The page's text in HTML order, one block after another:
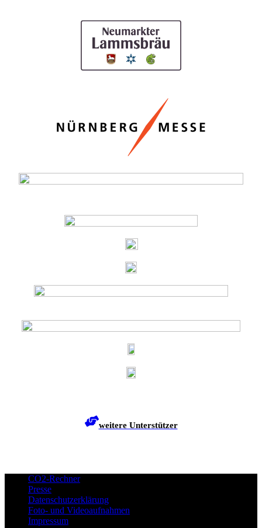
weitere Unterstützer
CO2-Rechner
Presse
Datenschutzerklärung
Foto- und Videoaufnahmen
Impressum